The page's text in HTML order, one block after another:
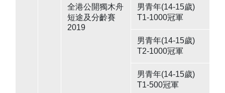
全港公開獨木舟
短途及分齡賽
2019
男青年(14-15歲)
T1-1000冠軍
男青年(14-15歲)
T2-1000冠軍
男青年(14-15歲)
T1-500冠軍